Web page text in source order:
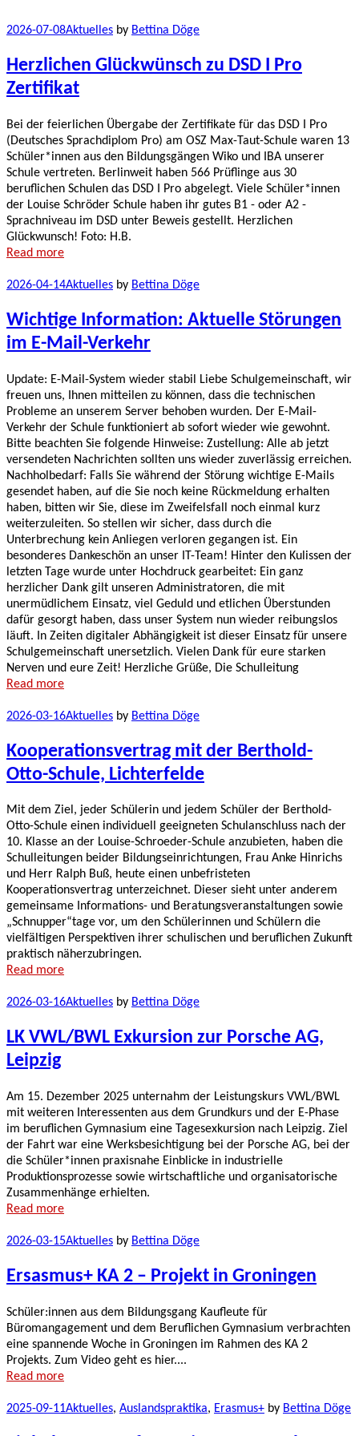
2026-07-08Aktuelles by Bettina Döge
Herzlichen Glückwünsch zu DSD I Pro
Zertifikat
Bei der feierlichen Übergabe der Zertifikate für das DSD I Pro
(Deutsches Sprachdiplom Pro) am OSZ Max-Taut-Schule waren 13
Schüler*innen aus den Bildungsgängen Wiko und IBA unserer
Schule vertreten. Berlinweit haben 566 Prüflinge aus 30
beruflichen Schulen das DSD I Pro abgelegt. Viele Schüler*innen
der Louise Schröder Schule haben ihr gutes B1 - oder A2 -
Sprachniveau im DSD unter Beweis gestellt. Herzlichen
Glückwunsch! Foto: H.B.
Read more
2026-04-14Aktuelles by Bettina Döge
Wichtige Information: Aktuelle Störungen
im E-Mail-Verkehr
Update: E-Mail-System wieder stabil Liebe Schulgemeinschaft, wir
freuen uns, Ihnen mitteilen zu können, dass die technischen
Probleme an unserem Server behoben wurden. Der E-Mail-
Verkehr der Schule funktioniert ab sofort wieder wie gewohnt.
Bitte beachten Sie folgende Hinweise: Zustellung: Alle ab jetzt
versendeten Nachrichten sollten uns wieder zuverlässig erreichen.
Nachholbedarf: Falls Sie während der Störung wichtige E-Mails
gesendet haben, auf die Sie noch keine Rückmeldung erhalten
haben, bitten wir Sie, diese im Zweifelsfall noch einmal kurz
weiterzuleiten. So stellen wir sicher, dass durch die
Unterbrechung kein Anliegen verloren gegangen ist. Ein
besonderes Dankeschön an unser IT-Team! Hinter den Kulissen der
letzten Tage wurde unter Hochdruck gearbeitet: Ein ganz
herzlicher Dank gilt unseren Administratoren, die mit
unermüdlichem Einsatz, viel Geduld und etlichen Überstunden
dafür gesorgt haben, dass unser System nun wieder reibungslos
läuft. In Zeiten digitaler Abhängigkeit ist dieser Einsatz für unsere
Schulgemeinschaft unersetzlich. Vielen Dank für eure starken
Nerven und eure Zeit! Herzliche Grüße, Die Schulleitung
Read more
2026-03-16Aktuelles by Bettina Döge
Kooperationsvertrag mit der Berthold-
Otto-Schule, Lichterfelde
Mit dem Ziel, jeder Schülerin und jedem Schüler der Berthold-
Otto-Schule einen individuell geeigneten Schulanschluss nach der
10. Klasse an der Louise-Schroeder-Schule anzubieten, haben die
Schulleitungen beider Bildungseinrichtungen, Frau Anke Hinrichs
und Herr Ralph Buß, heute einen unbefristeten
Kooperationsvertrag unterzeichnet. Dieser sieht unter anderem
gemeinsame Informations- und Beratungsveranstaltungen sowie
„Schnupper“tage vor, um den Schülerinnen und Schülern die
vielfältigen Perspektiven ihrer schulischen und beruflichen Zukunft
praktisch näherzubringen.
Read more
2026-03-16Aktuelles by Bettina Döge
LK VWL/BWL Exkursion zur Porsche AG,
Leipzig
Am 15. Dezember 2025 unternahm der Leistungskurs VWL/BWL
mit weiteren Interessenten aus dem Grundkurs und der E-Phase
im beruflichen Gymnasium eine Tagesexkursion nach Leipzig. Ziel
der Fahrt war eine Werksbesichtigung bei der Porsche AG, bei der
die Schüler*innen praxisnahe Einblicke in industrielle
Produktionsprozesse sowie wirtschaftliche und organisatorische
Zusammenhänge erhielten.
Read more
2026-03-15Aktuelles by Bettina Döge
Ersasmus+ KA 2 – Projekt in Groningen
Schüler:innen aus dem Bildungsgang Kaufleute für
Büromangagement und dem Beruflichen Gymnasium verbrachten
eine spannende Woche in Groningen im Rahmen des KA 2
Projekts. Zum Video geht es hier....
Read more
2025-09-11Aktuelles, Auslandspraktika, Erasmus+ by Bettina Döge